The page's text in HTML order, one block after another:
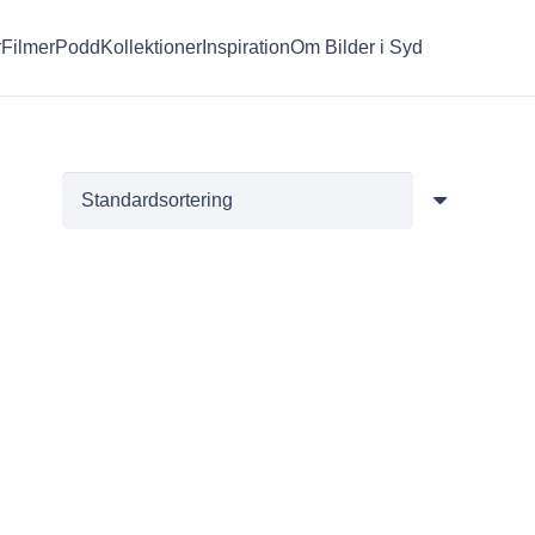
FilmerPodd Kollektioner InspirationOm Bilder i Syd